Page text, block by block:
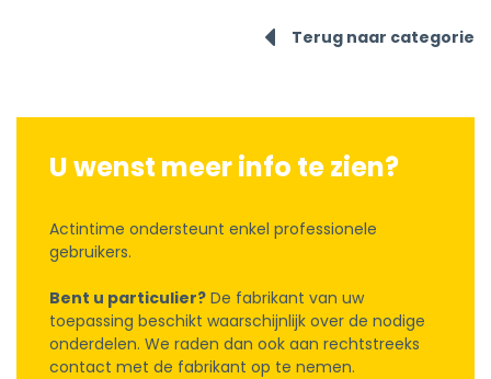
Terug naar categorie
U wenst meer info te zien?
Actintime ondersteunt enkel professionele
gebruikers.
Bent u particulier? De fabrikant van uw
toepassing beschikt waarschijnlijk over de nodige
onderdelen. We raden dan ook aan rechtstreeks
contact met de fabrikant op te nemen.